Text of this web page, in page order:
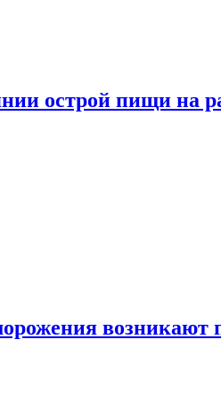
острой пищи на
возникают